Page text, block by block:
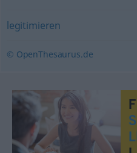
legitimieren
© OpenThesaurus.de